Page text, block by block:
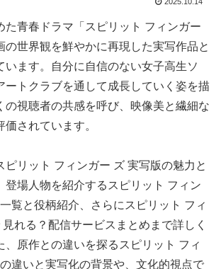
た青春ドラマ「スピリット フィンガー
の世界観を鮮やかに再現した実写作品と
います。自分に自信のない女子高生ソ
ートクラブを通して成長していく姿を描
の視聴者の共感を呼び、映像美と繊細な
されています。
ピリット フィンガー ズ 実写版の魅力と
登場人物を紹介するスピリット フィン
覧と役柄紹介、さらにスピリット フィ
れる？配信サービスまとめまで詳しく
、原作との違いを探るスピリット フィ
違いと実写化の背景や、文化的視点で